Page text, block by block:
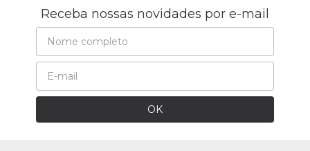
Receba nossas novidades por e-mail